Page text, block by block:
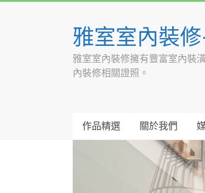
雅室室內裝
雅室室內裝修擁有豐富室內裝
內裝修相關證照。
作品精選 關於我們